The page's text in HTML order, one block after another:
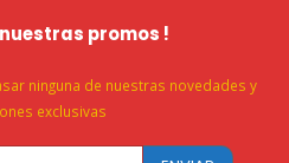
promos !
ninguna de nuestras novedades y
exclusivas